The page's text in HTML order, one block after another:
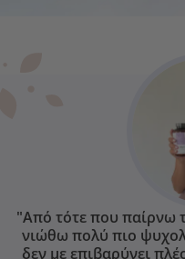
"Από τότε που παίρνω
νιώθω πολύ πιο
δεν με επιβαρύνει